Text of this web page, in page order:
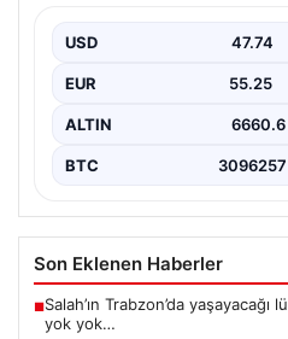
USD 47.74
EUR 55.25
ALTIN 6660.6
BTC 3096257
Son Eklenen Haberler
■Salah’ın Trabzon’da
yok yok…